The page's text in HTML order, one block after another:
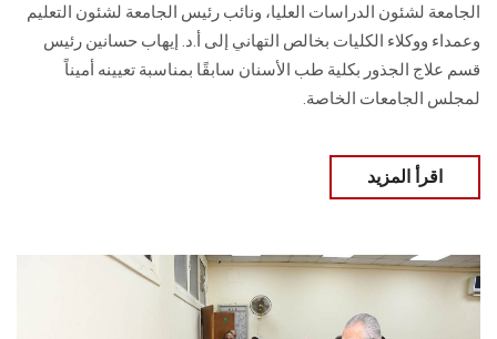
الجامعة لشئون الدراسات العليا، ونائب رئيس الجامعة لشئون التعليم
وعمداء ووكلاء الكليات بخالص التهاني إلى أ.د. إيهاب حسانين رئيس
قسم علاج الجذور بكلية طب الأسنان سابقًا بمناسبة تعيينه أميناً
لمجلس الجامعات الخاصة.
اقرأ المزيد